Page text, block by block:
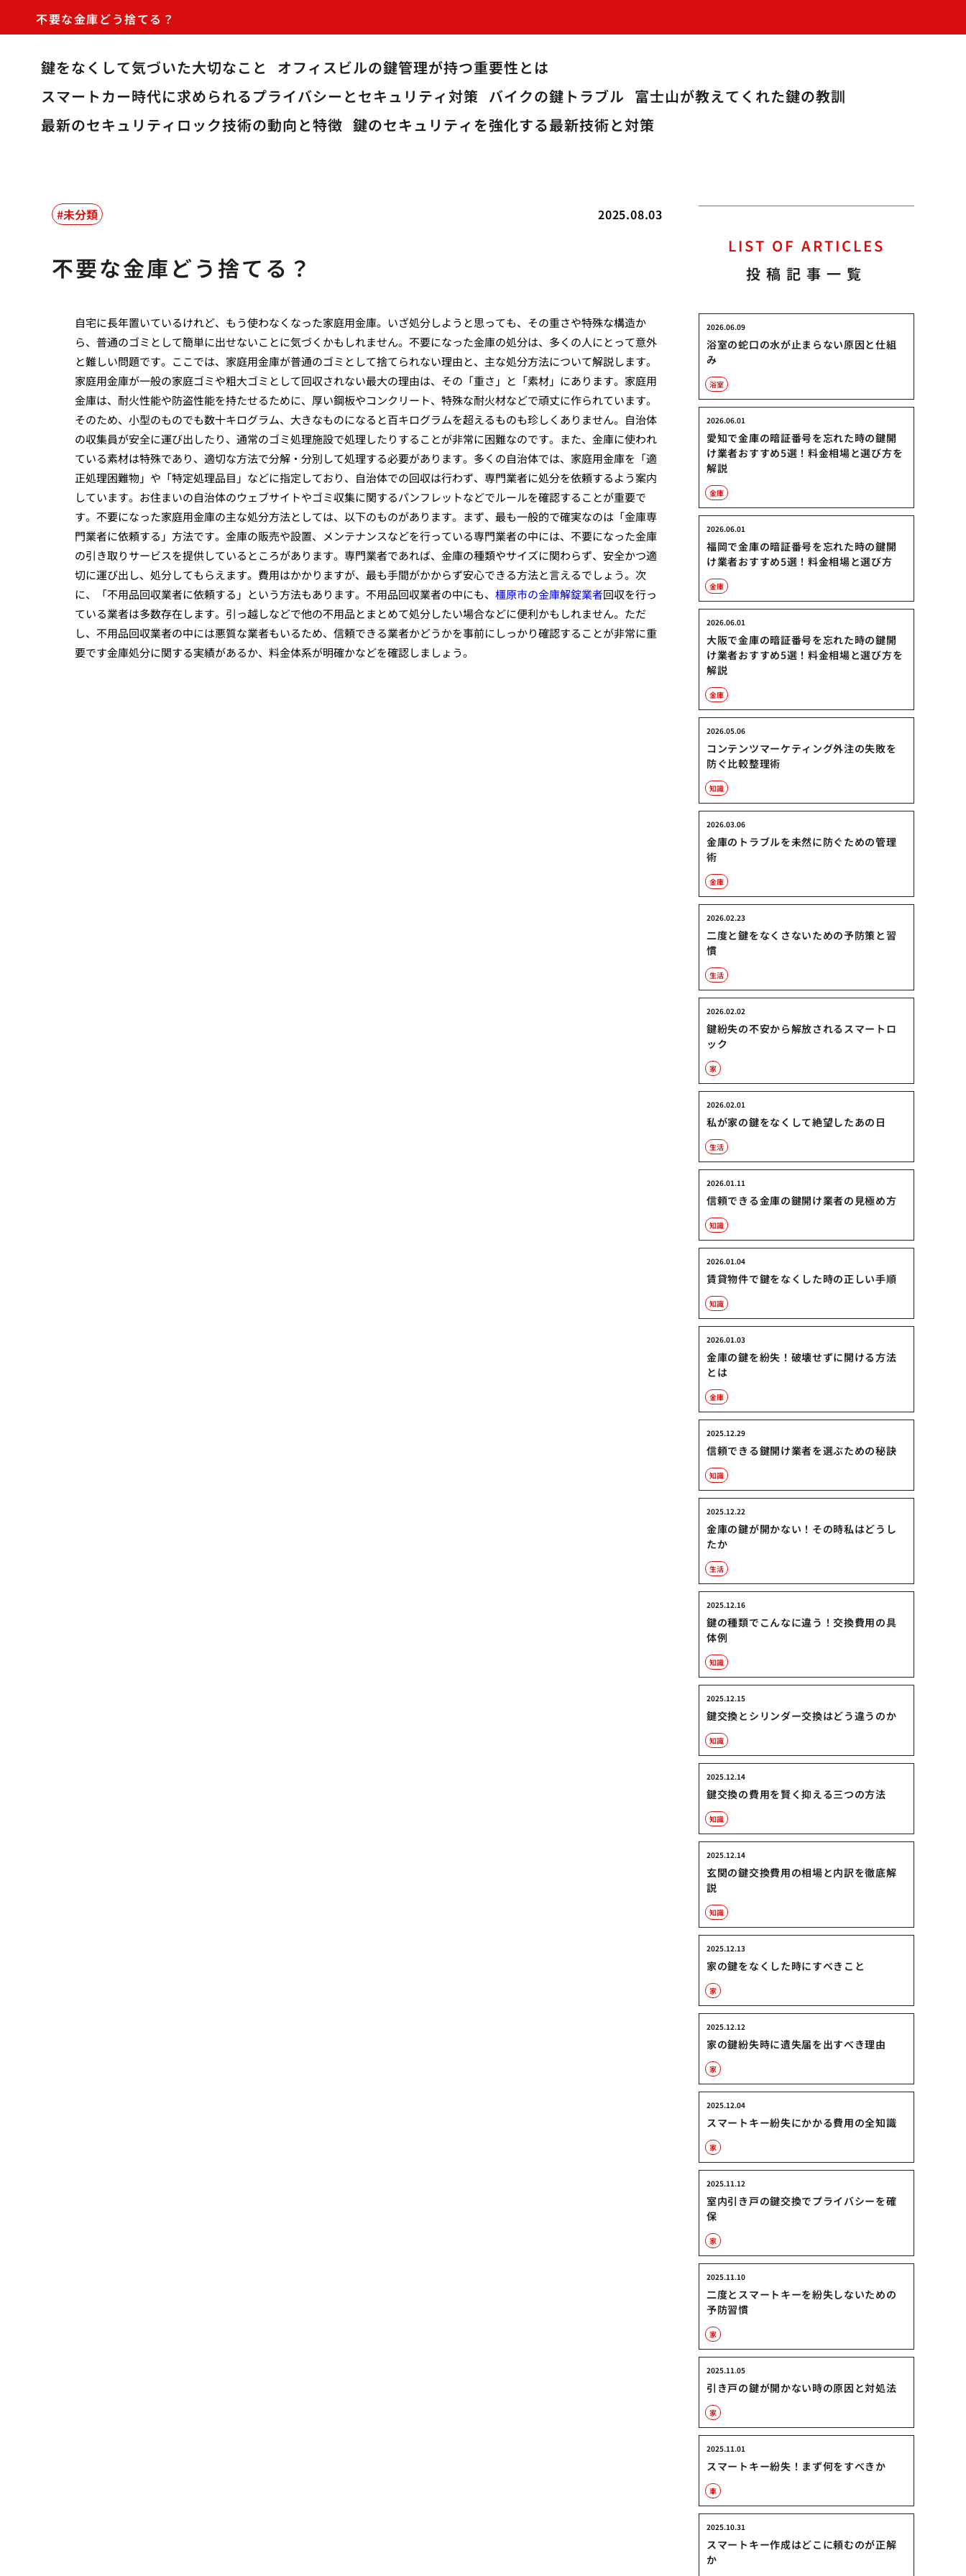
不要な金庫どう捨てる？
鍵をなくして気づいた大切なこと
オフィスビルの鍵管理が持つ重要性とは
スマートカー時代に求められるプライバシーとセキュリティ対策 バイクの鍵トラブル 富士山が教えてくれた鍵の教訓
最新のセキュリティロック技術の動向と特徴 鍵のセキュリティを強化する最新技術と対策
2025.08.03
未分類
不要な金庫どう捨てる？
自宅に長年置いているけれど、もう使わなくなった家庭用金庫。いざ処分しようと思っても、その重さや特殊な構造か
ら、普通のゴミとして簡単に出せないことに気づくかもしれません。不要になった金庫の処分は、多くの人にとって意外
と難しい問題です。ここでは、家庭用金庫が普通のゴミとして捨てられない理由と、主な処分方法について解説します。
家庭用金庫が一般の家庭ゴミや粗大ゴミとして回収されない最大の理由は、その「重さ」と「素材」にあります。家庭用
金庫は、耐火性能や防盗性能を持たせるために、厚い鋼板やコンクリート、特殊な耐火材などで頑丈に作られています。
そのため、小型のものでも数十キログラム、大きなものになると百キログラムを超えるものも珍しくありません。自治体
の収集員が安全に運び出したり、通常のゴミ処理施設で処理したりすることが非常に困難なのです。また、金庫に使われ
ている素材は特殊であり、適切な方法で分解・分別して処理する必要があります。多くの自治体では、家庭用金庫を「適
正処理困難物」や「特定処理品目」などに指定しており、自治体での回収は行わず、専門業者に処分を依頼するよう案内
しています。お住まいの自治体のウェブサイトやゴミ収集に関するパンフレットなどでルールを確認することが重要で
す。不要になった家庭用金庫の主な処分方法としては、以下のものがあります。まず、最も一般的で確実なのは「金庫専
門業者に依頼する」方法です。金庫の販売や設置、メンテナンスなどを行っている専門業者の中には、不要になった金庫
の引き取りサービスを提供しているところがあります。専門業者であれば、金庫の種類やサイズに関わらず、安全かつ適
切に運び出し、処分してもらえます。費用はかかりますが、最も手間がかからず安心できる方法と言えるでしょう。次
に、「不用品回収業者に依頼する」という方法もあります。不用品回収業者の中にも、 橿原市の金庫解錠業者回収を行っ
ている業者は多数存在します。引っ越しなどで他の不用品とまとめて処分したい場合などに便利かもしれません。ただ
し、不用品回収業者の中には悪質な業者もいるため、信頼できる業者かどうかを事前にしっかり確認することが非常に重
要です金庫処分に関する実績があるか、料金体系が明確かなどを確認しましょう。
LIST OF ARTICLES
投稿記事一覧
浴室の蛇口の水が止まらない原因と仕組
み
2026.06.09
浴室
愛知で金庫の暗証番号を忘れた時の鍵開
け業者おすすめ5選！料金相場と選び方を
解説
2026.06.01
金庫
福岡で金庫の暗証番号を忘れた時の鍵開
け業者おすすめ5選！料金相場と選び方
2026.06.01
金庫
大阪で金庫の暗証番号を忘れた時の鍵開
け業者おすすめ5選！料金相場と選び方を
解説
2026.06.01
金庫
コンテンツマーケティング外注の失敗を
防ぐ比較整理術
2026.05.06
知識
金庫のトラブルを未然に防ぐための管理
術
2026.03.06
金庫
二度と鍵をなくさないための予防策と習
慣
2026.02.23
生活
鍵紛失の不安から解放されるスマートロ
ック
2026.02.02
家
私が家の鍵をなくして絶望したあの日
2026.02.01
生活
信頼できる金庫の鍵開け業者の見極め方
2026.01.11
知識
賃貸物件で鍵をなくした時の正しい手順
2026.01.04
知識
金庫の鍵を紛失！破壊せずに開ける方法
とは
2026.01.03
金庫
信頼できる鍵開け業者を選ぶための秘訣
2025.12.29
知識
金庫の鍵が開かない！その時私はどうし
たか
2025.12.22
生活
鍵の種類でこんなに違う！交換費用の具
体例
2025.12.16
知識
鍵交換とシリンダー交換はどう違うのか
2025.12.15
知識
鍵交換の費用を賢く抑える三つの方法
2025.12.14
知識
玄関の鍵交換費用の相場と内訳を徹底解
説
2025.12.14
知識
家の鍵をなくした時にすべきこと
2025.12.13
家
家の鍵紛失時に遺失届を出すべき理由
2025.12.12
家
スマートキー紛失にかかる費用の全知識
2025.12.04
家
室内引き戸の鍵交換でプライバシーを確
保
2025.11.12
家
二度とスマートキーを紛失しないための
予防習慣
2025.11.10
家
引き戸の鍵が開かない時の原因と対処法
2025.11.05
家
スマートキー紛失！まず何をすべきか
2025.11.01
車
スマートキー作成はどこに頼むのが正解
か
2025.10.31